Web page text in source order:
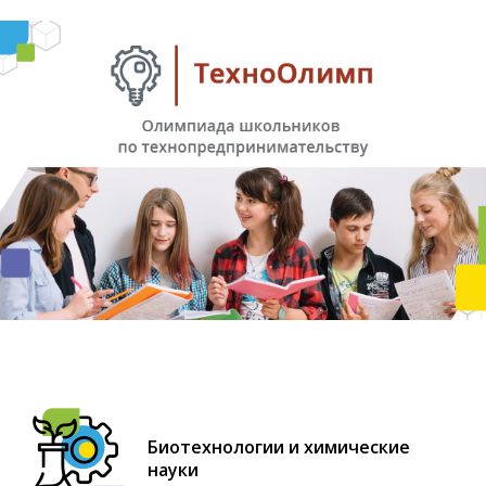
Биотехнологии и химические
науки